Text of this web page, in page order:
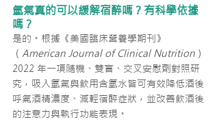
氫氣真的可以緩解宿醉嗎？有科學依據
嗎？
是的。根據《美國臨床營養學期刊》
（ American Journal of Clinical Nutrition ）
2022 年一項隨機、雙盲、交叉安慰劑對照研
究，吸入氫氣與飲用含氫水皆可有效降低酒後
呼氣酒精濃度、減輕宿醉症狀，並改善飲酒後
的注意力與執行功能表現。